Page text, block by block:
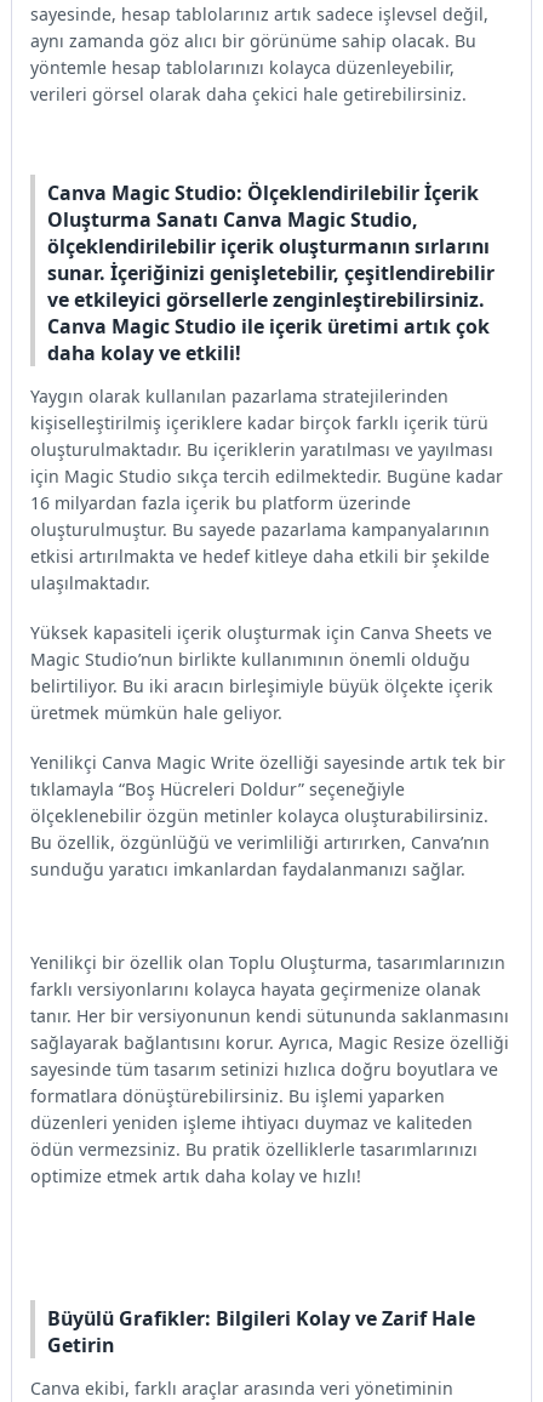
sayesinde, hesap tablolarınız artık sadece işlevsel değil,
aynı zamanda göz alıcı bir görünüme sahip olacak. Bu
yöntemle hesap tablolarınızı kolayca düzenleyebilir,
verileri görsel olarak daha çekici hale getirebilirsiniz.
Canva Magic Studio: Ölçeklendirilebilir İçerik
Oluşturma Sanatı Canva Magic Studio,
ölçeklendirilebilir içerik oluşturmanın sırlarını
sunar. İçeriğinizi genişletebilir, çeşitlendirebilir
ve etkileyici görsellerle zenginleştirebilirsiniz.
Canva Magic Studio ile içerik üretimi artık çok
daha kolay ve etkili!
Yaygın olarak kullanılan pazarlama stratejilerinden
kişiselleştirilmiş içeriklere kadar birçok farklı içerik türü
oluşturulmaktadır. Bu içeriklerin yaratılması ve yayılması
için Magic Studio sıkça tercih edilmektedir. Bugüne kadar
16 milyardan fazla içerik bu platform üzerinde
oluşturulmuştur. Bu sayede pazarlama kampanyalarının
etkisi artırılmakta ve hedef kitleye daha etkili bir şekilde
ulaşılmaktadır.
Yüksek kapasiteli içerik oluşturmak için Canva Sheets ve
Magic Studio’nun birlikte kullanımının önemli olduğu
belirtiliyor. Bu iki aracın birleşimiyle büyük ölçekte içerik
üretmek mümkün hale geliyor.
Yenilikçi Canva Magic Write özelliği sayesinde artık tek bir
tıklamayla “Boş Hücreleri Doldur” seçeneğiyle
ölçeklenebilir özgün metinler kolayca oluşturabilirsiniz.
Bu özellik, özgünlüğü ve verimliliği artırırken, Canva’nın
sunduğu yaratıcı imkanlardan faydalanmanızı sağlar.
Yenilikçi bir özellik olan Toplu Oluşturma, tasarımlarınızın
farklı versiyonlarını kolayca hayata geçirmenize olanak
tanır. Her bir versiyonunun kendi sütununda saklanmasını
sağlayarak bağlantısını korur. Ayrıca, Magic Resize özelliği
sayesinde tüm tasarım setinizi hızlıca doğru boyutlara ve
formatlara dönüştürebilirsiniz. Bu işlemi yaparken
düzenleri yeniden işleme ihtiyacı duymaz ve kaliteden
ödün vermezsiniz. Bu pratik özelliklerle tasarımlarınızı
optimize etmek artık daha kolay ve hızlı!
Büyülü Grafikler: Bilgileri Kolay ve Zarif Hale
Getirin
Canva ekibi, farklı araçlar arasında veri yönetiminin